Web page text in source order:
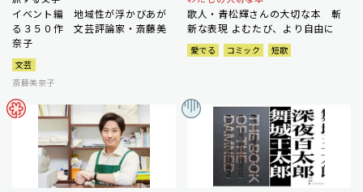
イベント編 地域性が浮かびあが
る３５０作 文芸評論家・斎藤美
奈子
文芸
斎藤美奈子
歌人・青松輝さんの大切な本 斬
新な表現 よむたび、より自由に
愛でる コミック 短歌